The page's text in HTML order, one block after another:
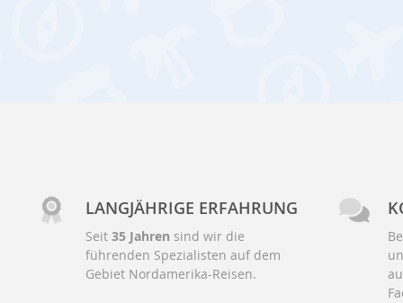
LANGJÄHRIGE ERFAHRUNG
Seit 35 Jahren sind wir die
führenden Spezialisten auf dem
Gebiet Nordamerika-Reisen.